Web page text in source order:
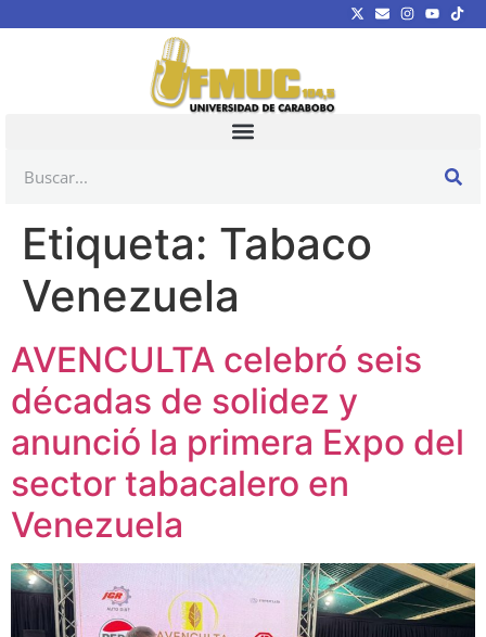
Etiqueta: Tabaco
Venezuela
AVENCULTA celebró seis
décadas de solidez y
anunció la primera Expo del
sector tabacalero en
Venezuela